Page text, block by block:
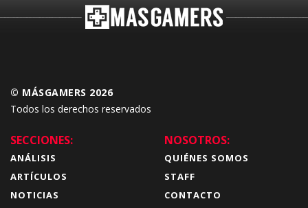
© MÁSGAMERS 2026
Todos los derechos reservados
SECCIONES:
ANÁLISIS
ARTÍCULOS
NOTICIAS
NOSOTROS:
QUIÉNES SOMOS
STAFF
CONTACTO